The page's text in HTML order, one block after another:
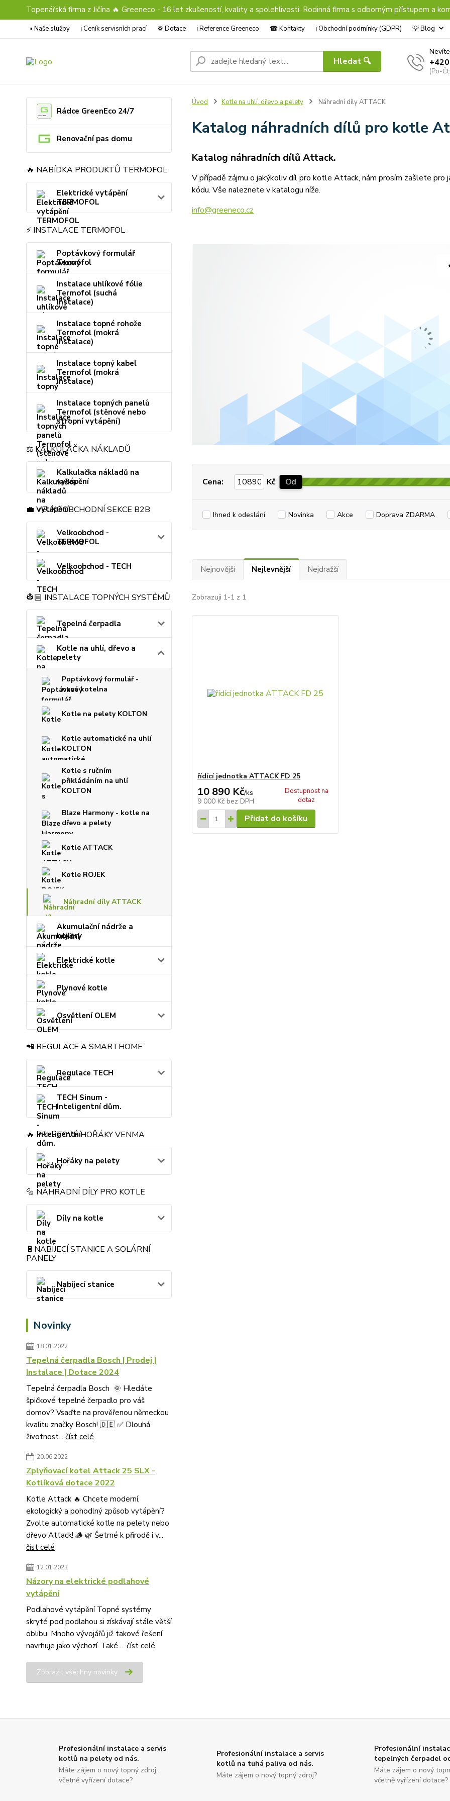
Topenářská firma z Jičína 🔥 Greeneco - 16 let zkušeností, kvality a spolehlivosti. Rodinná firma s odborným přístupem a
▪️ Naše služby ℹ︎ Ceník servisních prací ♽ Dotace ℹ︎ Reference Greeneco ☎︎ Kontakty ℹ︎ Obchodní podmínky (GDPR) 💡 Blog
Hledat 🔍
(Po-
Rádce GreenEco 24/7
Renovační pas domu
🔥 NABÍDKA PRODUKTŮ TERMOFOL
Elektrické vytápění
TERMOFOL
⚡ INSTALACE TERMOFOL
Poptávkový formulář
Termofol
Instalace uhlíkové fólie
Termofol (suchá
instalace)
Instalace topné rohože
Termofol (mokrá
instalace)
Instalace topný kabel
Termofol (mokrá
instalace)
Instalace topných panelů
Termofol (stěnové nebo
stropní vytápění)
⚖️ KALKULAČKA NÁKLADŮ
Kalkulačka nákladů na
vytápění
💼 VELKOOBCHODNÍ SEKCE B2B
Velkoobchod -
TERMOFOL
Velkoobchod - TECH
👷🏼 INSTALACE TOPNÝCH SYSTÉMŮ
Tepelná čerpadla
Kotle na uhlí, dřevo a
pelety
Poptávkový formulář -
nová kotelna
Kotle na pelety KOLTON
Kotle automatické na uhlí
KOLTON
Kotle s ručním
přikládáním na uhlí
KOLTON
Blaze Harmony - kotle na
dřevo a pelety
Kotle ATTACK
Kotle ROJEK
Náhradní díly ATTACK
Akumulační nádrže a
bojlery
Elektrické kotle
Plynové kotle
Osvětlení OLEM
📲 REGULACE A SMARTHOME
Regulace TECH
TECH Sinum -
Inteligentní dům.
🔥 PELETOVÉ HOŘÁKY VENMA
Hořáky na pelety
🔩 NÁHRADNÍ DÍLY PRO KOTLE
Díly na kotle
🔋NABÍJECÍ STANICE A SOLÁRNÍ
PANELY
Nabíjecí stanice
Novinky
18.01.2022
Tepelná čerpadla Bosch | Prodej |
Instalace | Dotace 2024
Tepelná čerpadla Bosch 🌞 Hledáte
špičkové tepelné čerpadlo pro váš
domov? Vsaďte na prověřenou německou
kvalitu značky Bosch! 🇩🇪 ✅ Dlouhá
životnost... číst celé
20.06.2022
Zplyňovací kotel Attack 25 SLX -
Kotlíková dotace 2022
Kotle Attack 🔥 Chcete moderní,
ekologický a pohodlný způsob vytápění?
Zvolte automatické kotle na pelety nebo
dřevo Attack! 🪵 🌿 Šetrné k přírodě i v...
číst celé
12.01.2023
Názory na elektrické podlahové
vytápění
Podlahové vytápění Topné systémy
skryté pod podlahou si získávají stále větší
oblibu. Mnoho vývojářů již takové řešení
navrhuje jako výchozí. Také ... číst celé
Zobrazit všechny novinky
Úvod Kotle na uhlí, dřevo a pelety Náhradní díly ATTACK
Katalog náhradních dílů pro kotle
Katalog náhradních dílů Attack.
V případě zájmu o jakýkoliv díl pro kotle Attack, nám prosím zašlete
kódu. Vše naleznete v katalogu níže.
info@greeneco.cz
Cena: Kč Od
Ihned k odeslání Novinka Akce Doprava ZDARMA
Nejnovější Nejlevnější Nejdražší
Zobrazuji 1-1 z 1
řídící jednotka ATTACK FD 25
10 890 Kč/ks
9 000 Kč bez DPH
Dostupnost na
dotaz
Přidat do košíku
Profesionální instalace a servis
kotlů na pelety od nás.
Máte zájem o nový topný zdroj,
včetně vyřízení dotace?
Profesionální instalace a servis
kotlů na tuhá paliva od nás.
Máte zájem o nový topný zdroj?
Profesionální
tepelných čerpadel
Máte zájem o nový
včetně vyřízení dotace?